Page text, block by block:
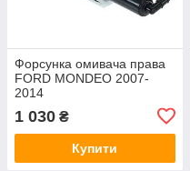
Форсунка омивача права
FORD MONDEO 2007-
2014
(1457583/7S7113L014AA/
HMPX
1 030 ₴
Купити